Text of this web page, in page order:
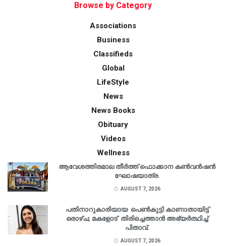
Browse by Category
Associations
Business
Classifieds
Global
LifeStyle
News
News Books
Obituary
Videos
Wellness
ആവേശത്തിരമാല തീർത്ത് ഫൊക്കാന കൺവൻഷൻ
ഘോഷയാത്ര.
AUGUST 7, 2026
പതിനാറുകാരിയായ പെൺകുട്ടി കാണാതായിട്ട്
ഒരാഴ്ച; മകളോട് തിരിച്ചെത്താൻ അഭ്യർത്ഥിച്ച്
പിതാവ്.
AUGUST 7, 2026